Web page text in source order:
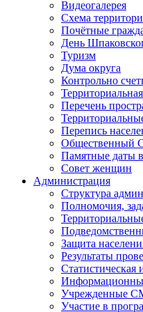
Видеогалерея
Схема
Почётные
День
Туризм
Дума округа
Контрольно
Перечень
Перепись
Общественный
Памятные даты
Совет женщин
Администрация
Структура
Полномочия,
Защита
Результаты
Статистическая
Учрежденные
Участие в